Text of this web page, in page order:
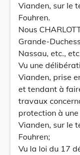
Vianden, sur le
Fouhren.
Nous
Grande-
Nassau, etc.,
Vu une
Vianden, prise
et tendant à
travaux
protection à
Vianden, sur le
Fouhren;
Vu la loi du 17